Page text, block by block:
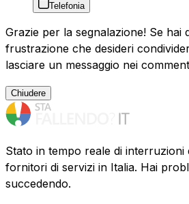
Telefonia
Grazie per la segnalazione! Se hai
frustrazione che desideri
lasciare un messaggio nei
Chiudere
Stato in tempo reale di
fornitori di servizi in Italia. Hai
succedendo.